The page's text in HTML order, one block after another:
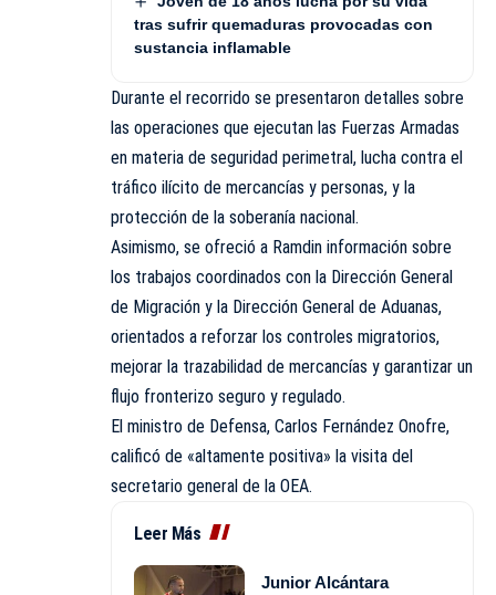
tras sufrir quemaduras provocadas con
sustancia inflamable
Durante el recorrido se presentaron detalles sobre
las operaciones que ejecutan las Fuerzas Armadas
en materia de seguridad perimetral, lucha contra el
tráfico ilícito de mercancías y personas, y la
protección de la soberanía nacional.
Asimismo, se ofreció a Ramdin información sobre
los trabajos coordinados con la Dirección General
de Migración y la Dirección General de Aduanas,
orientados a reforzar los controles migratorios,
mejorar la trazabilidad de mercancías y garantizar un
flujo fronterizo seguro y regulado.
El ministro de Defensa, Carlos Fernández Onofre,
calificó de «altamente positiva» la visita del
secretario general de la OEA.
Leer Más
Junior Alcántara